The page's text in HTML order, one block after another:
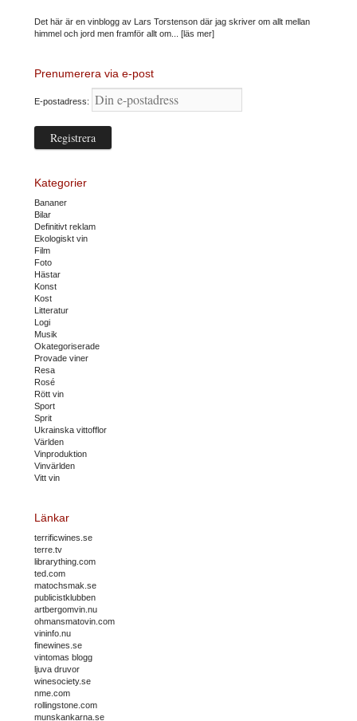
Det här är en vinblogg av Lars Torstenson där jag skriver om allt mellan
himmel och jord men framför allt om... [läs mer]
Prenumerera via e-post
E-postadress:
Kategorier
Bananer
Bilar
Definitivt reklam
Ekologiskt vin
Film
Foto
Hästar
Konst
Kost
Litteratur
Logi
Musik
Okategoriserade
Provade viner
Resa
Rosé
Rött vin
Sport
Sprit
Ukrainska vittofflor
Världen
Vinproduktion
Vinvärlden
Vitt vin
Länkar
terrificwines.se
terre.tv
librarything.com
ted.com
matochsmak.se
publicistklubben
artbergomvin.nu
ohmansmatovin.com
vininfo.nu
finewines.se
vintomas blogg
ljuva druvor
winesociety.se
nme.com
rollingstone.com
munskankarna.se